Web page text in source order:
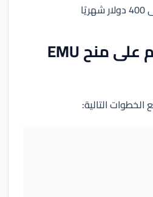
خطوات التقديم على منح EMU
التالية: